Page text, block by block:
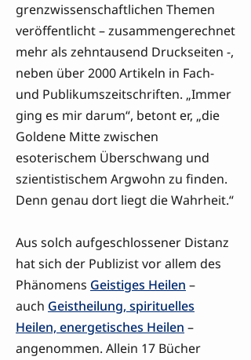
grenzwissenschaftlichen Themen
veröffentlicht – zusammengerechnet
mehr als zehntausend Druckseiten -,
neben über 2000 Artikeln in Fach-
und Publikumszeitschriften. „Immer
ging es mir darum“, betont er, „die
Goldene Mitte zwischen
esoterischem Überschwang und
szientistischem Argwohn zu finden.
Denn genau dort liegt die Wahrheit.“
Aus solch aufgeschlossener Distanz
hat sich der Publizist vor allem des
Phänomens Geistiges Heilen –
auch Geistheilung, spirituelles
Heilen, energetisches Heilen –
angenommen. Allein 17 Bücher